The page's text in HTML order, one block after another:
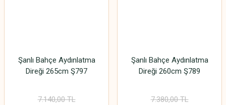
Şanlı Bahçe Aydınlatma
Direği 265cm Ş797
7.140,00 TL
Şanlı Bahçe Aydınlatma
Direği 260cm Ş789
7.380,00 TL